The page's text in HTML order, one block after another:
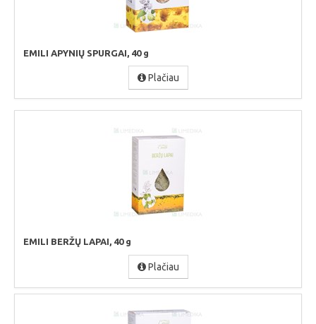
EMILI APYNIŲ SPURGAI, 40 g
Plačiau
EMILI BERŽŲ LAPAI, 40 g
Plačiau